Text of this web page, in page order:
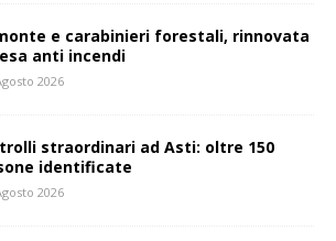
e carabinieri forestali, rinnovata
anti incendi
2026
straordinari ad Asti: oltre 150
identificate
2026